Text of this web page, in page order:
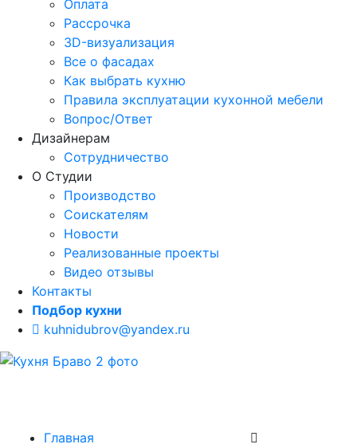
Оплата
Рассрочка
3D-визуализация
Все о фасадах
Как выбрать кухню
Правила эксплуатации кухонной мебели
Вопрос/Ответ
Дизайнерам
Сотрудничество
О Студии
Производство
Соискателям
Новости
Реализованные проекты
Видео отзывы
Контакты
Подбор кухни
kuhnidubrov@yandex.ru
Главная